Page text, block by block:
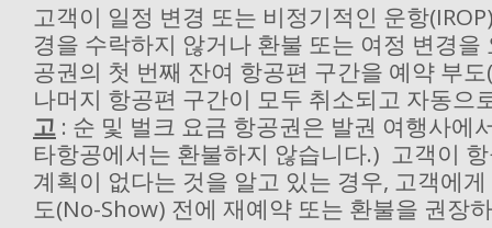
고객이 일정 변경 또는 비정기적인 운항
경을 수락하지 않거나 환불 또는 여정 변경을
공권의 첫 번째 잔여 항공편 구간을 예약 부
나머지 항공편 구간이 모두 취소되고 자동으
고 : 순 및 벌크 요금 항공권은 발권 여행사에
타항공에서는 환불하지 않습니다.) 고객이
계획이 없다는 것을 알고 있는 경우, 고객에
도(No-Show) 전에 재예약 또는 환불을 권장